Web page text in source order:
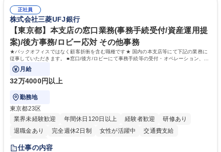
業務をお任せします。残業も基本的には発生せず、ご自身のペースで業務
を進めやすく定着率の高い環境です。 募集職種 東京【経理・総務】週1日
出社程度のリモート中心/残業基本無/独立系ファーム
【働き方について】現在は週4日程度の在宅勤務を実施しており、ワーク
ライフバランスを重視する方に最適な環境です（フルリモートも面接で相
談可）。【求める人物像】幅広いバックオフィス業務に柔軟に対応でき、
社内外と円滑にコミュニケーションを取りながら業務を推進できる方 学
歴・資格 学歴：大学院 大学 高専 短大 専修学校 高校 語学力： 資格：
正社員
株式会社三菱UFJ銀行
【東京都】本支店の窓口業務(事務手続受付/資産運用提
案)/後方事務/ロビー応対 その他事務
★バックオフィスではなく顧客折衝を含む職種です★ 国内の本支店等にて下記の業務に
従事していただきます。 ■窓口/後方/ロビーにて事務手続等の受付・オペレーション、お
客様対応
月給
32万4000円以上
勤務地
東京都23区
業界未経験歓迎
年間休日120日以上 経験者歓迎
研修あり
退職金あり
完全週休2日制 女性が活躍中
交通費支給
土日祝休み
仕事の内容